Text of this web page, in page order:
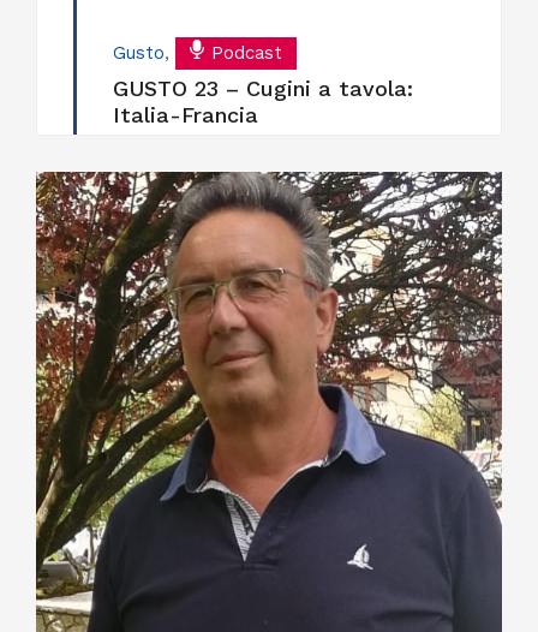
Gusto, Podcast
GUSTO 23 – Cugini a tavola:
Italia-Francia